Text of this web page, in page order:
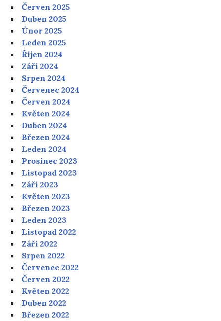
Červen 2025
Duben 2025
Únor 2025
Leden 2025
Říjen 2024
Září 2024
Srpen 2024
Červenec 2024
Červen 2024
Květen 2024
Duben 2024
Březen 2024
Leden 2024
Prosinec 2023
Listopad 2023
Září 2023
Květen 2023
Březen 2023
Leden 2023
Listopad 2022
Září 2022
Srpen 2022
Červenec 2022
Červen 2022
Květen 2022
Duben 2022
Březen 2022